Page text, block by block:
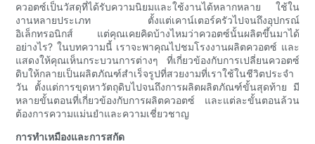
ควอตซ์เป็นวัสดุที่ได้รับความนิยมและใช้งานได้หลากหลาย ใช้ใน
งานหลายประเภท ตั้งแต่เคาน์เตอร์ครัวไปจนถึงอุปกรณ์
อิเล็กทรอนิกส์ แต่คุณเคยคิดบ้างไหมว่าควอตซ์นั้นผลิตขึ้นมาได้
อย่างไร? ในบทความนี้ เราจะพาคุณไปชมโรงงานผลิตควอตซ์ และ
แสดงให้คุณเห็นกระบวนการต่างๆ ที่เกี่ยวข้องกับการเปลี่ยนควอตซ์
ดิบให้กลายเป็นผลิตภัณฑ์สำเร็จรูปที่สวยงามที่เราใช้ในชีวิตประจำ
วัน ตั้งแต่การขุดหาวัตถุดิบไปจนถึงการผลิตผลิตภัณฑ์ขั้นสุดท้าย มี
หลายขั้นตอนที่เกี่ยวข้องกับการผลิตควอตซ์ และแต่ละขั้นตอนล้วน
ต้องการความแม่นยำและความเชี่ยวชาญ
การทำเหมืองและการสกัด